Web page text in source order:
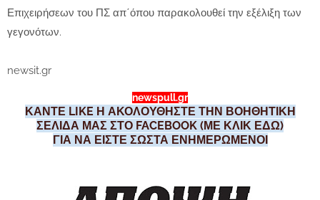
Επιχειρήσεων του ΠΣ απ΄όπου παρακολουθεί την εξέλιξη των
γεγονότων.
newsit.gr
newspull.gr
ΚΑΝΤΕ LIKE Η ΑΚΟΛΟΥΘΗΣΤΕ ΤΗΝ ΒΟΗΘΗΤΙΚΗ
ΣΕΛΙΔΑ ΜΑΣ ΣΤΟ FACEBOOK (ΜΕ ΚΛΙΚ ΕΔΩ)
ΓΙΑ ΝΑ ΕΙΣΤΕ ΣΩΣΤΑ ΕΝΗΜΕΡΩΜΕΝΟΙ